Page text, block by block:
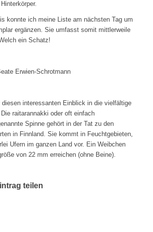
konnte ich meine Liste am nächsten Tag um
ergänzen. Sie umfasst somit mittlerweile
ein Schatz!
Erwien-Schrotmann
diesen interessanten Einblick in die vielfältige
raitarannakki oder oft einfach
Spinne gehört in der Tat zu den
in Finnland. Sie kommt in Feuchtgebieten,
Ufern im ganzen Land vor. Ein Weibchen
von 22 mm erreichen (ohne Beine).
teilen